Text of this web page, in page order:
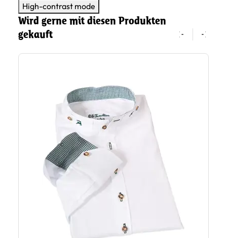
High-contrast mode
Wird gerne mit diesen Produkten
gekauft